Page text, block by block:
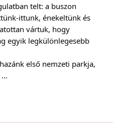
telt: a buszon
ittunk, énekeltünk és
vártuk, hogy
egyik legkülönlegesebb
első nemzeti parkja,